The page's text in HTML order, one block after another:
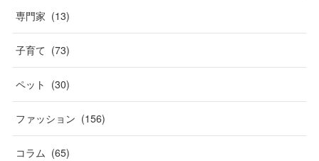
専門家 (13)
子育て (73)
ペット (30)
ファッション (156)
コラム (65)